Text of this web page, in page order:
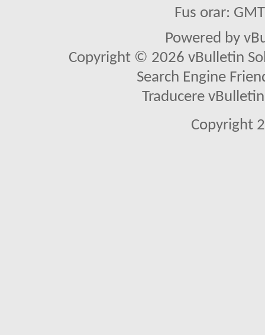
Fus orar:
Powered by
Copyright © 2026 vBulletin
Search Engine
Traducere
Copyright